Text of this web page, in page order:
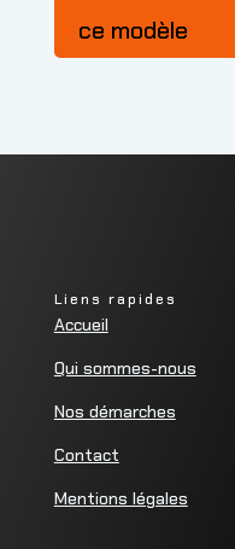
ce modèle
Liens rapides
Accueil
Qui sommes-nous
Nos démarches
Contact
Mentions légales